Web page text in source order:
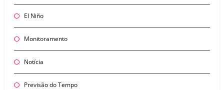
El Niño
Monitoramento
Notícia
Previsão do Tempo